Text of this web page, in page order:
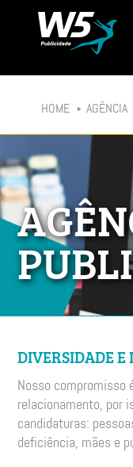
HOME AGÊNCIA
DIVERSIDADE E
Nosso compromisso
relacionamento, por
candidaturas:
deficiência, mães e